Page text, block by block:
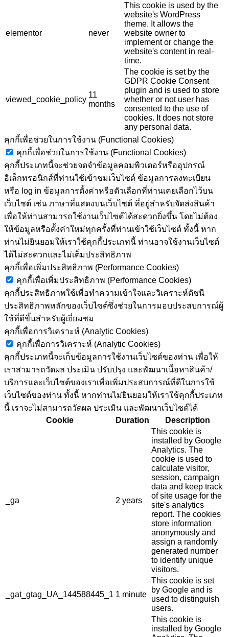
elementor never
This cookie is used by the
website's WordPress
theme. It allows the
website owner to
implement or change the
website's content in real-
time.
viewed_cookie_policy
11
months
The cookie is set by the
GDPR Cookie Consent
plugin and is used to store
whether or not user has
consented to the use of
cookies. It does not store
any personal data.
คุกกี้เพื่อช่วยในการใช้งาน (Functional Cookies)
คุกกี้เพื่อช่วยในการใช้งาน (Functional Cookies)
คุกกี้ประเภทนี้จะช่วยจดจำข้อมูลคอมพิวเตอร์หรืออุปกรณ์
อิเล็กทรอนิกส์ที่ท่านใช้เข้าชมเว็บไซต์ ข้อมูลการลงทะเบียน
หรือ log in ข้อมูลการตั้งค่าหรือตัวเลือกที่ท่านเคยเลือกไว้บน
เว็บไซต์ เช่น ภาษาที่แสดงบนเว็บไซต์ ที่อยู่สำหรับจัดส่งสินค้า
เพื่อให้ท่านสามารถใช้งานเว็บไซต์ได้สะดวกยิ่งขึ้น โดยไม่ต้อง
ให้ข้อมูลหรือตั้งค่าใหม่ทุกครั้งที่ท่านเข้าใช้เว็บไซต์ ทั้งนี้ หาก
ท่านไม่ยินยอมให้เราใช้คุกกี้ประเภทนี้ ท่านอาจใช้งานเว็บไซต์
ได้ไม่สะดวกและไม่เต็มประสิทธิภาพ
คุกกี้เพื่อเพิ่มประสิทธิภาพ (Performance Cookies)
คุกกี้เพื่อเพิ่มประสิทธิภาพ (Performance Cookies)
คุกกี้ประสิทธิภาพใช้เพื่อทำความเข้าใจและวิเคราะห์ดัชนี
ประสิทธิภาพหลักของเว็บไซต์ซึ่งช่วยในการมอบประสบการณ์ผู้
ใช้ที่ดีขึ้นสำหรับผู้เยี่ยมชม
คุกกี้เพื่อการวิเคราะห์ (Analytic Cookies)
คุกกี้เพื่อการวิเคราะห์ (Analytic Cookies)
คุกกี้ประเภทนี้จะเก็บข้อมูลการใช้งานเว็บไซต์ของท่าน เพื่อให้
เราสามารถวัดผล ประเมิน ปรับปรุง และพัฒนาเนื้อหาสินค้า/
บริการและเว็บไซต์ของเราเพื่อเพิ่มประสบการณ์ที่ดีในการใช้
เว็บไซต์ของท่าน ทั้งนี้ หากท่านไม่ยินยอมให้เราใช้คุกกี้ประเภท
นี้ เราจะไม่สามารถวัดผล ประเมิน และพัฒนาเว็บไซต์ได้
Cookie
Duration Description
_ga 2 years
This cookie is
installed by Google
Analytics. The
cookie is used to
calculate visitor,
session, campaign
data and keep track
of site usage for the
site's analytics
report. The cookies
store information
anonymously and
assign a randomly
generated number
to identify unique
visitors.
_gat_gtag_UA_144588445_1 1 minute
This cookie is set
by Google and is
used to distinguish
users.
This cookie is
installed by Google